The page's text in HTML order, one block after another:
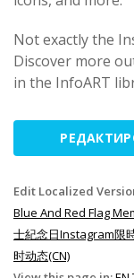
Not exactly the
Discover more
in the InfoART
Edit Localized
Blue And Red Flag
士紀念日Instagram限
时动态(CN)